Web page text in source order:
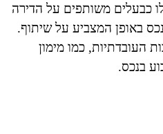
כבעלים משותפים על הדירה
באופן המצביע על שיתוף.
העובדתיות, כמו מימון
בנכס.